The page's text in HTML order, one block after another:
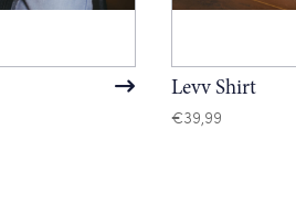
Levv Shirt
€39,99